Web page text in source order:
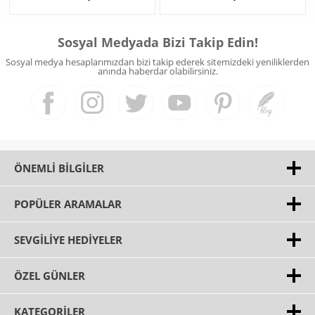
Sosyal Medyada Bizi Takip Edin!
Sosyal medya hesaplarımızdan bizi takip ederek sitemizdeki yeniliklerden
anında haberdar olabilirsiniz.
ÖNEMLI BILGILER
POPÜLER ARAMALAR
SEVGILIYE HEDIYELER
ÖZEL GÜNLER
KATEGORILER